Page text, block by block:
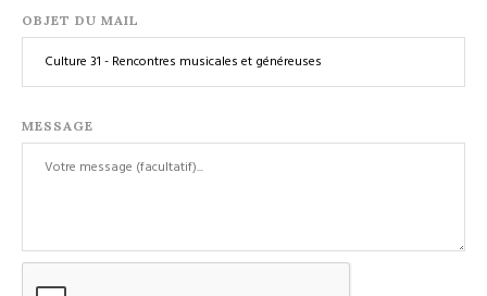
OBJET DU MAIL
MESSAGE